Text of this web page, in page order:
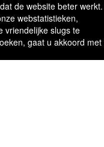
de website beter werkt.
webstatistieken,
vriendelijke slugs te
gaat u akkoord met